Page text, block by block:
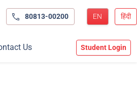
80813-00200 EN हिंदी
Us Student Login